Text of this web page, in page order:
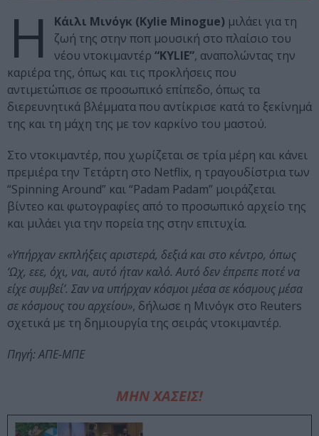
Η Κάιλι Μινόγκ (Kylie Minogue) μιλάει για τη
ζωή της στην ποπ μουσική στο πλαίσιο του
νέου ντοκιμαντέρ “KYLIE”, αναπολώντας την
καριέρα της, όπως και τις προκλήσεις που
αντιμετώπισε σε προσωπικό επίπεδο, όπως τα
διερευνητικά βλέμματα που αντίκρισε κατά το ξεκίνημά
της και τη μάχη της με τον καρκίνο του μαστού.
Στο ντοκιμαντέρ, που χωρίζεται σε τρία μέρη και κάνει
πρεμιέρα την Τετάρτη στο Netflix, η τραγουδίστρια των
“Spinning Around” και “Padam Padam” μοιράζεται
βίντεο και φωτογραφίες από το προσωπικό αρχείο της
και μιλάει για την πορεία της στην επιτυχία.
«Υπήρχαν εκπλήξεις αριστερά, δεξιά και στο κέντρο, όπως
‘Ωχ, εεε, όχι, ναι, αυτό ήταν καλό. Αυτό δεν έπρεπε ποτέ να
είχε συμβεί’. Σαν να υπήρχαν κόσμοι μέσα σε κόσμους μέσα
σε κόσμους του αρχείου», δήλωσε η Μινόγκ στο Reuters
σχετικά με τη δημιουργία της σειράς ντοκιμαντέρ.
Πηγή: ΑΠΕ-ΜΠΕ
ΜΗΝ ΧΑΣΕΙΣ!